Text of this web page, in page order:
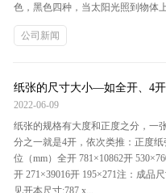
色，黑色四种，当太阳光照到物体
公司新闻
纸张的尺寸大小—如全开、4
2022-06-09
纸张的规格有大度和正度之分，一
分之一就是4开，依次类推：正度
位（mm）全开 781×10862开
开 271×39016开 195×271注：成品
见开本尺寸:787 x...